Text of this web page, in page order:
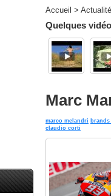
Accueil >
Quelques
Marc
marco melandri brands
claudio corti